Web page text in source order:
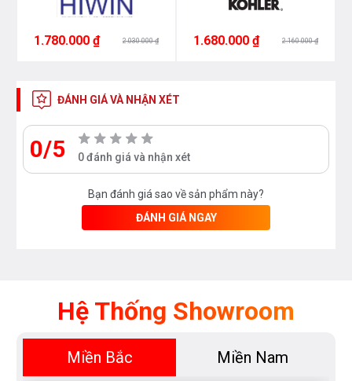
1.780.000 ₫ 2.030.000 ₫ 1.680.000 ₫ 2.160.000 ₫
ĐÁNH GIÁ VÀ NHẬN XÉT
0/5 0 đánh giá và nhận xét
Bạn đánh giá sao về sản phẩm này?
ĐÁNH GIÁ NGAY
Hệ Thống Showroom
Miền Bắc Miền Nam